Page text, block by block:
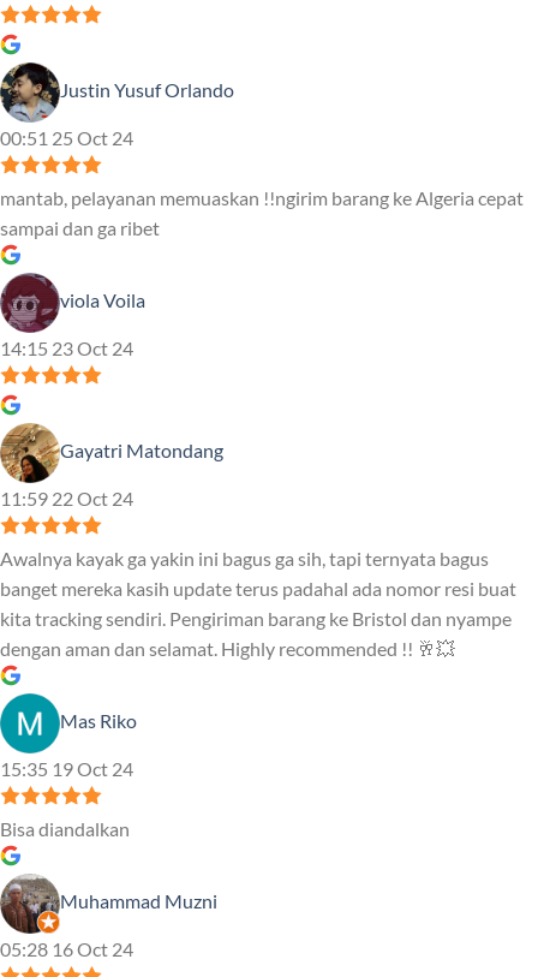
Justin Yusuf Orlando
00:51 25 Oct 24
mantab, pelayanan memuaskan !!ngirim barang ke Algeria cepat
sampai dan ga ribet
viola Voila
14:15 23 Oct 24
Gayatri Matondang
11:59 22 Oct 24
Awalnya kayak ga yakin ini bagus ga sih, tapi ternyata bagus
banget mereka kasih update terus padahal ada nomor resi buat
kita tracking sendiri. Pengiriman barang ke Bristol dan nyampe
dengan aman dan selamat. Highly recommended !! 🥂💥
Mas Riko
15:35 19 Oct 24
Bisa diandalkan
Muhammad Muzni
05:28 16 Oct 24